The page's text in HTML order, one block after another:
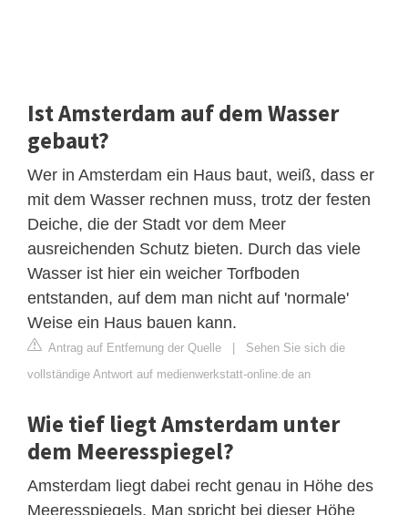
Ist Amsterdam auf dem Wasser
gebaut?
Wer in Amsterdam ein Haus baut, weiß, dass er
mit dem Wasser rechnen muss, trotz der festen
Deiche, die der Stadt vor dem Meer
ausreichenden Schutz bieten. Durch das viele
Wasser ist hier ein weicher Torfboden
entstanden, auf dem man nicht auf 'normale'
Weise ein Haus bauen kann.
Antrag auf Entfernung der Quelle | Sehen Sie sich die
vollständige Antwort auf medienwerkstatt-online.de an
Wie tief liegt Amsterdam unter
dem Meeresspiegel?
Amsterdam liegt dabei recht genau in Höhe des
Meeresspiegels. Man spricht bei dieser Höhe